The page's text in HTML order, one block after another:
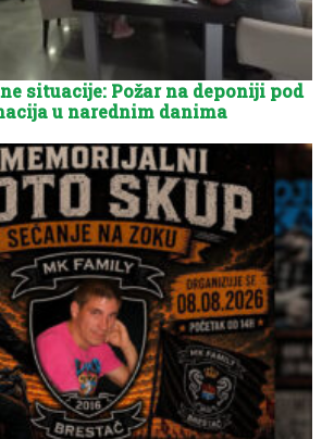
situacije: Požar na deponiji pod
u narednim danima